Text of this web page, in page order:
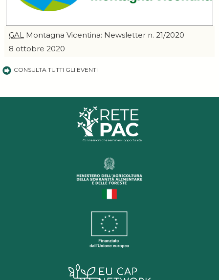
GAL Montagna Vicentina: Newsletter n. 21/2020
8 ottobre 2020
CONSULTA TUTTI GLI EVENTI